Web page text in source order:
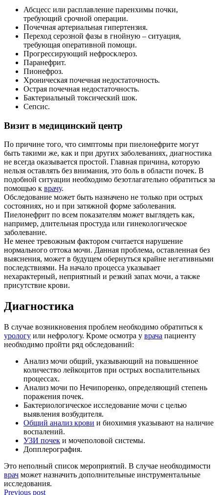
Абсцесс или расплавление паренхимы почки,
требующий срочной операции.
Почечная артериальная гипертензия.
Переход серозной фазы в гнойную – ситуация,
требующая оперативной помощи.
Прогрессирующий нефросклероз.
Паранефрит.
Пионефроз.
Хроническая почечная недостаточность.
Острая почечная недостаточность.
Бактериальный токсический шок.
Сепсис.
Визит в медицинский центр
По причине того, что симптомы при пиелонефрите могут
быть такими же, как и при других заболеваниях, диагностика
не всегда оказывается простой. Главная причина, которую
нельзя оставлять без внимания, это боль в области почек. В
подобной ситуации необходимо безотлагательно обратиться за
помощью к врачу.
Обследование может быть назначено не только при острых
состояниях, но и при затяжной форме заболевания.
Пиелонефрит по всем показателям может выглядеть как,
например, длительная простуда или гинекологическое
заболевание.
Не менее тревожным фактором считается нарушение
нормального оттока мочи. Данная проблема, оставленная без
выяснения, может в будущем обернуться крайне негативными
последствиями. На начало процесса указывает
нехарактерный, неприятный и резкий запах мочи, а также
присутствие крови.
Диагностика
В случае возникновения проблем необходимо обратиться к
урологу или нефрологу. Кроме осмотра у врача пациенту
необходимо пройти ряд обследований:
Анализ мочи общий, указывающий на повышенное
количество лейкоцитов при острых воспалительных
процессах.
Анализ мочи по Нечипоренко, определяющий степень
поражения почек.
Бактериологическое исследование мочи с целью
выявления возбудителя.
Общий анализ крови и биохимия указывают на наличие
воспалений.
УЗИ почек и мочеполовой системы.
Допплерография.
Это неполный список мероприятий. В случае необходимости
врач может назначить дополнительные инструментальные
исследования.
Previous post